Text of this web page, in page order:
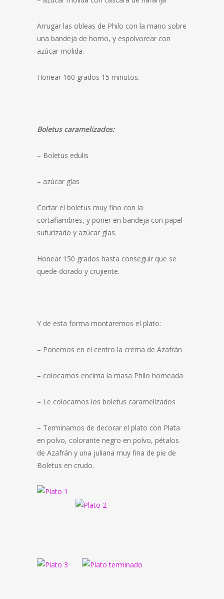
Arrugar las obleas de Philo con la mano sobre
una bandeja de horno, y espolvorear con
azúcar molida.
Honear 160 grados 15 minutos.
Boletus caramelizados:
– Boletus edulis
– azúcar glas
Cortar el boletus muy fino con la
cortafiambres, y poner en bandeja con papel
sufurizado y azúcar glas.
Honear 150 grados hasta conseguir que se
quede dorado y crujiente.
Y de esta forma montaremos el plato:
– Ponemos en el centro la crema de Azafrán
– colocamos encima la masa Philo horneada
– Le colocamos los boletus caramelizados
– Terminamos de decorar el plato con Plata
en polvo, colorante negro en polvo, pétalos
de Azafrán y una juliana muy fina de pie de
Boletus en crudo.